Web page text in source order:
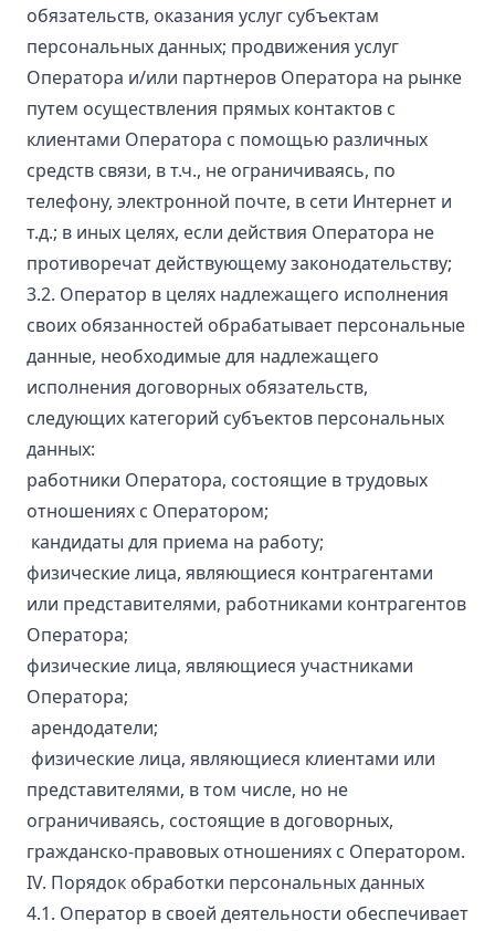
обязательств, оказания услуг субъектам
персональных данных; продвижения услуг
Оператора и/или партнеров Оператора на рынке
путем осуществления прямых контактов с
клиентами Оператора с помощью различных
средств связи, в т.ч., не ограничиваясь, по
телефону, электронной почте, в сети Интернет и
т.д.; в иных целях, если действия Оператора не
противоречат действующему законодательству;
3.2. Оператор в целях надлежащего исполнения
своих обязанностей обрабатывает персональные
данные, необходимые для надлежащего
исполнения договорных обязательств,
следующих категорий субъектов персональных
данных:
работники Оператора, состоящие в трудовых
отношениях с Оператором;
кандидаты для приема на работу;
физические лица, являющиеся контрагентами
или представителями, работниками контрагентов
Оператора;
физические лица, являющиеся участниками
Оператора;
арендодатели;
физические лица, являющиеся клиентами или
представителями, в том числе, но не
ограничиваясь, состоящие в договорных,
гражданско-правовых отношениях с Оператором.
IV. Порядок обработки персональных данных
4.1. Оператор в своей деятельности обеспечивает